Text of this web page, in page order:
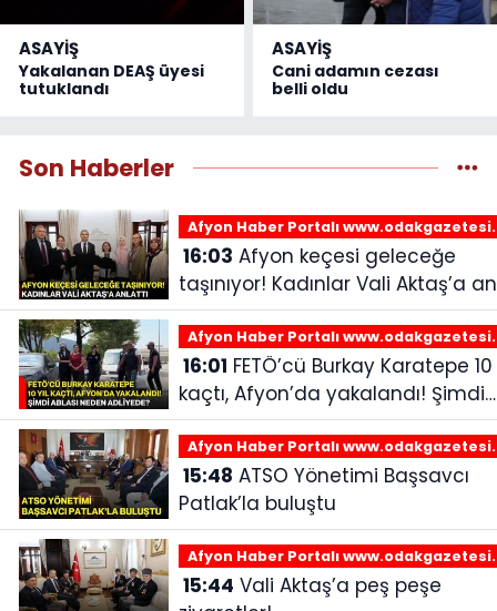
ASAYİŞ
Yakalanan DEAŞ üyesi
tutuklandı
ASAYİŞ
Cani adamın cezası
belli oldu
Son Haberler
Afyon Haber Portalı
16:03
taşınıyor! Kadınlar Vali Aktaş’a
Afyon Haber Portalı
16:01
kaçtı, Afyon’da yakalandı! Şimdi
ablası neden adliyede?
Afyon Haber Portalı
15:48
Patlak’la buluştu
Afyon Haber Portalı
15:44